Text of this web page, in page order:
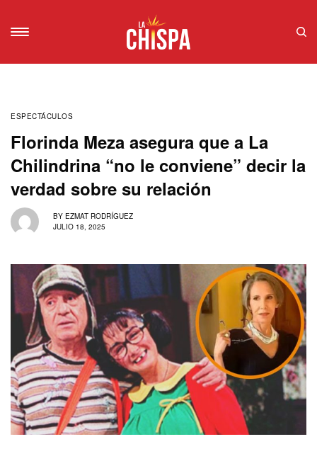
ESPECTÁCULOS
Florinda Meza asegura que a La
Chilindrina “no le conviene” decir la
verdad sobre su relación
BY EZMAT RODRÍGUEZ
JULIO 18, 2025